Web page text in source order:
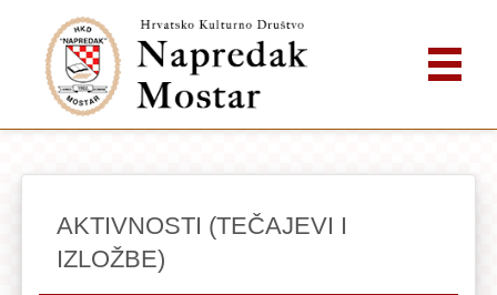
AKTIVNOSTI (TEČAJEVI I
IZLOŽBE)